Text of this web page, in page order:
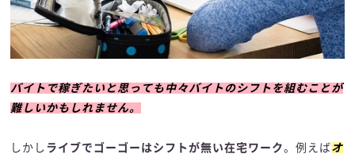
バイトで稼ぎたいと思っても中々バイトのシフトを組むことが
難しいかもしれません。
しかし ライブでゴーゴーはシフトが無い在宅ワーク 。例えばオ